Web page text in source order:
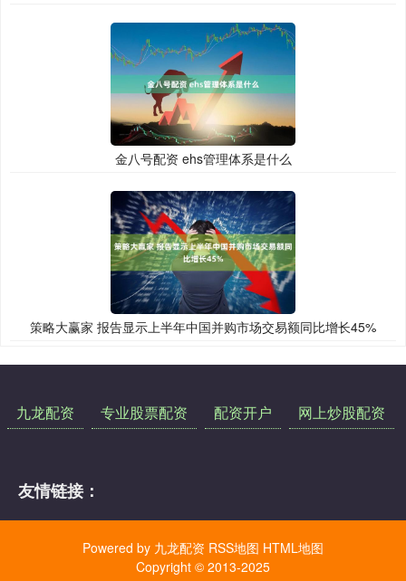
金八号配资 ehs管理体系是什么
策略大赢家 报告显示上半年中国并购市场交易额同比增长45%
九龙配资 专业股票配资 配资开户 网上炒股配资
友情链接：
Powered by 九龙配资 RSS地图 HTML地图
Copyright © 2013-2025